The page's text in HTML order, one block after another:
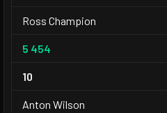
Ross Champion
5 454
10
Anton Wilson